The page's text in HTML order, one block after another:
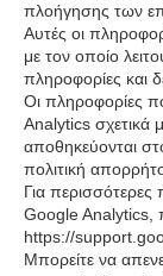
πλοήγησης των
Αυτές οι
με τον οποίο
πληροφορίες και
Οι πληροφορίες
Analytics σχετικά
αποθηκεύονται
πολιτική
Για
Google Analytics,
https://
Μπορείτε να